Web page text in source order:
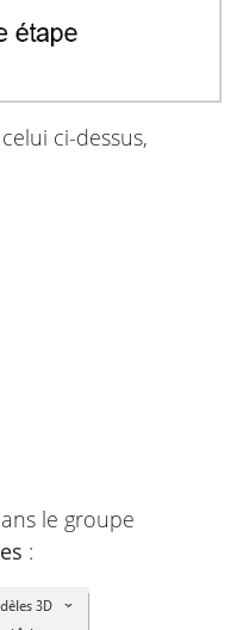
ci-dessus,
le groupe
: